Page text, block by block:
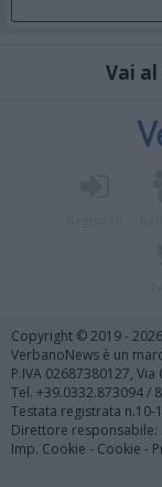
Vai
Copyright © 2019 -
VerbanoNews è un
P.IVA 02687380127,
Tel. +39.0332.873094 /
Testata registrata
Direttore responsabile:
Imp. Cookie - Cookie -